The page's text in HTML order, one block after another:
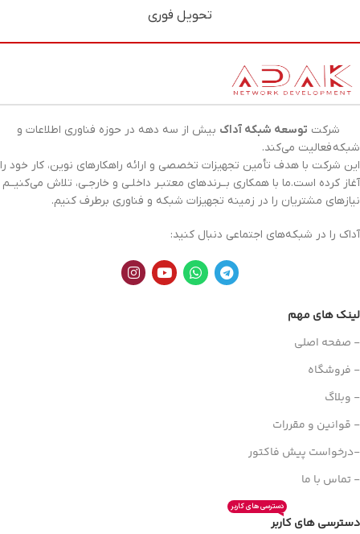
تحویل فوری
شرکت توسعه شبکه آداک بیش از سه دهه در حوزه فناوری اطلاعات و
شبکهفعالیت می‌کند.
این شرکت با هدف تأمین تجهیزات تخصصی و ارائه راهکارهای نوین، کار خود را
آغاز کرده است.ما با همکاری بــرندهای معتبـر داخلـی و خارجـی، تلاش می‌کنیــم
نیازهای مشتریان را در زمینه تجهیزات شبکه و فناوری برطرف کنیم.
آداک را در شبکه‌های اجتماعی دنبال کنید:
لینک های مهم
- صفحه اصلی
- فروشگاه
- وبلاگ
- قوانین و مقررات
-درخواست پیش فاکتور
- تماس با ما
دسترسی های کاربر
دسترسی های کاربر